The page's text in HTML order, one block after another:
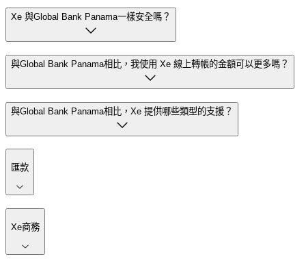
Xe 與Global Bank Panama一樣安全嗎？
與Global Bank Panama相比，我使用 Xe 線上轉帳的金額可以更多嗎？
與Global Bank Panama相比，Xe 提供哪些類型的支援？
匯款
Xe商務